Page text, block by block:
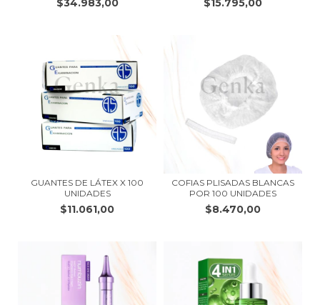
$34.983,00 $15.795,00
GUANTES DE LÁTEX X 100
UNIDADES
$11.061,00
COFIAS PLISADAS BLANCAS
POR 100 UNIDADES
$8.470,00